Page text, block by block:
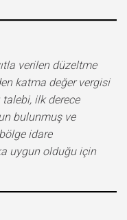
verilen düzeltme
katma değer vergisi
talebi, ilk derece
bulunmuş ve
idare
uygun olduğu için